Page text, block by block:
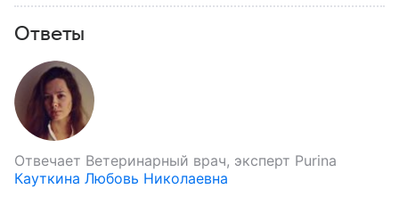
Ответы
Отвечает Ветеринарный врач, эксперт Purina
Кауткина Любовь Николаевна